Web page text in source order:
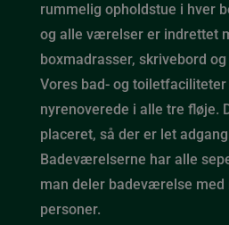
rummelig opholdstue i hver
og alle værelser er indrettet
boxmadrasser, skrivebord
Vores bad- og toiletfaciliteter
nyrenoverede i alle tre fløje.
placeret, så der er let
Badeværelserne har alle
man deler badeværelse med
personer.